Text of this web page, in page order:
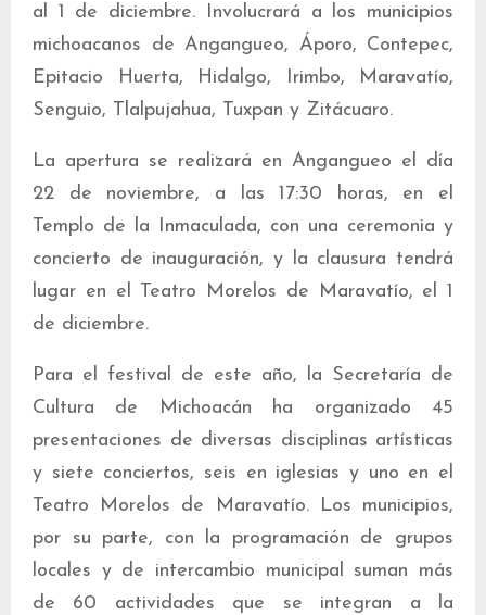
al 1 de diciembre. Involucrará a los municipios
michoacanos de Angangueo, Áporo, Contepec,
Epitacio Huerta, Hidalgo, Irimbo, Maravatío,
Senguio, Tlalpujahua, Tuxpan y Zitácuaro.
La apertura se realizará en Angangueo el día
22 de noviembre, a las 17:30 horas, en el
Templo de la Inmaculada, con una ceremonia y
concierto de inauguración, y la clausura tendrá
lugar en el Teatro Morelos de Maravatío, el 1
de diciembre.
Para el festival de este año, la Secretaría de
Cultura de Michoacán ha organizado 45
presentaciones de diversas disciplinas artísticas
y siete conciertos, seis en iglesias y uno en el
Teatro Morelos de Maravatío. Los municipios,
por su parte, con la programación de grupos
locales y de intercambio municipal suman más
de 60 actividades que se integran a la